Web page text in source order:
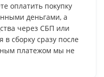
оплатить покупку
деньгами, а
через СБП или
в сборку сразу после
платежом мы не